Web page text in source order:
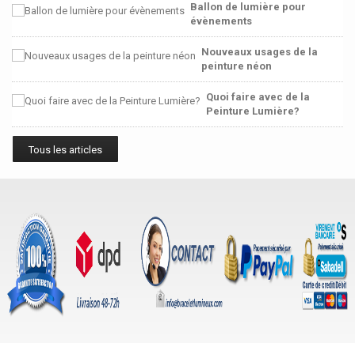
Ballon de lumière pour
évènements
Nouveaux usages de la
peinture néon
Quoi faire avec de la
Peinture Lumière?
Tous les articles